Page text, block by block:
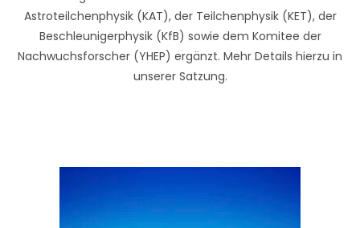
Astroteilchenphysik (KAT), der Teilchenphysik (KET), der
Beschleunigerphysik (KfB) sowie dem Komitee der
Nachwuchsforscher (YHEP) ergänzt. Mehr Details hierzu in
unserer Satzung.